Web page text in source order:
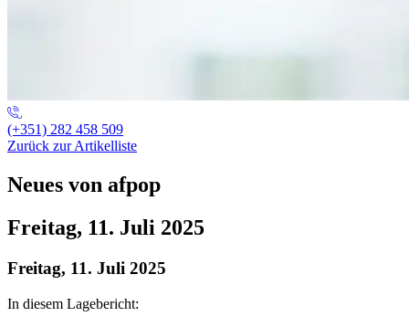
(+351) 282 458 509
Zurück zur Artikelliste
Neues von afpop
Freitag, 11. Juli 2025
Freitag, 11. Juli 2025
In diesem Lagebericht: